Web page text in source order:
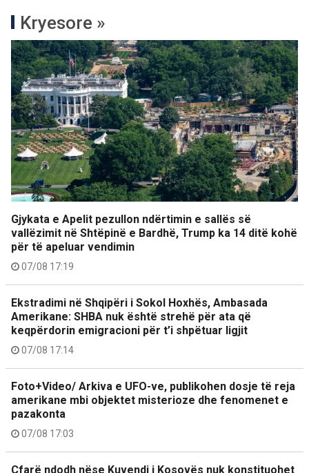
Kryesore »
Gjykata e Apelit pezullon ndërtimin e sallës së
vallëzimit në Shtëpinë e Bardhë, Trump ka 14 ditë kohë
për të apeluar vendimin
07/08 17:19
Ekstradimi në Shqipëri i Sokol Hoxhës, Ambasada
Amerikane: SHBA nuk është strehë për ata që
keqpërdorin emigracioni për t’i shpëtuar ligjit
07/08 17:14
Foto+Video/ Arkiva e UFO-ve, publikohen dosje të reja
amerikane mbi objektet misterioze dhe fenomenet e
pazakonta
07/08 17:03
Çfarë ndodh nëse Kuvendi i Kosovës nuk konstituohet